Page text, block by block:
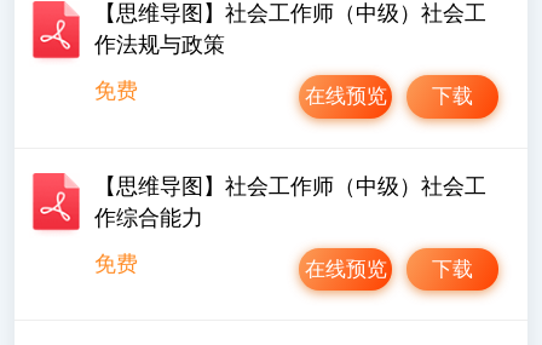
【思维导图】社会工作师（中级）社会工
作法规与政策
免费
下载
在线预览
【思维导图】社会工作师（中级）社会工
作综合能力
免费
下载
在线预览